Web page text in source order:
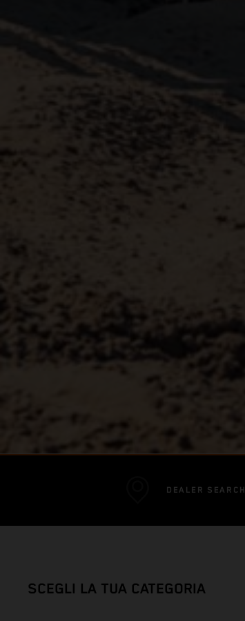
DEALER SEARCH
SCEGLI LA TUA CATEGORIA